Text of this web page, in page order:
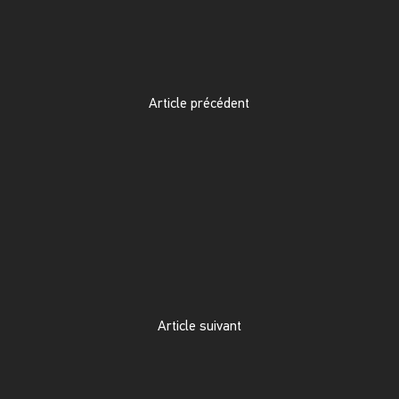
Article précédent
Article suivant